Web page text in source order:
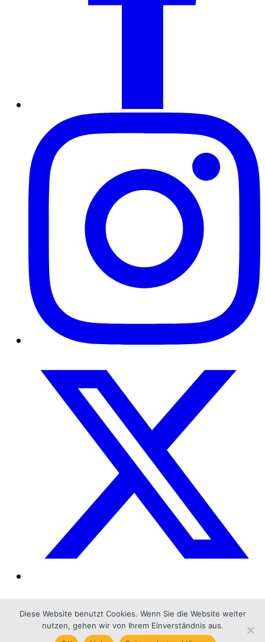
Impressum
Datenschutzerklärung
Diese Website benutzt Cookies. Wenn Sie die Website weiter
nutzen, gehen wir von Ihrem Einverständnis aus.